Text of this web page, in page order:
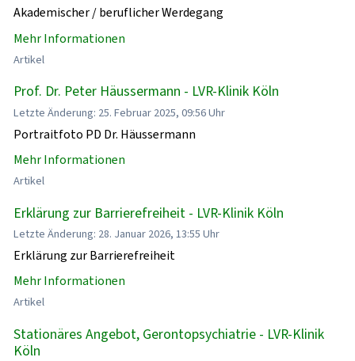
Akademischer / beruflicher Werdegang
Mehr Informationen
Artikel
Prof. Dr. Peter Häussermann - LVR-Klinik Köln
Letzte Änderung: 25. Februar 2025, 09:56 Uhr
Portraitfoto PD Dr. Häussermann
Mehr Informationen
Artikel
Erklärung zur Barrierefreiheit - LVR-Klinik Köln
Letzte Änderung: 28. Januar 2026, 13:55 Uhr
Erklärung zur Barrierefreiheit
Mehr Informationen
Artikel
Stationäres Angebot, Gerontopsychiatrie - LVR-Klinik
Köln